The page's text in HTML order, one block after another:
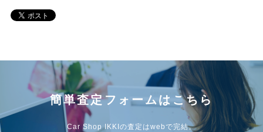
簡単査定フォームはこちら
Car Shop IKKIの査定はwebで完結。